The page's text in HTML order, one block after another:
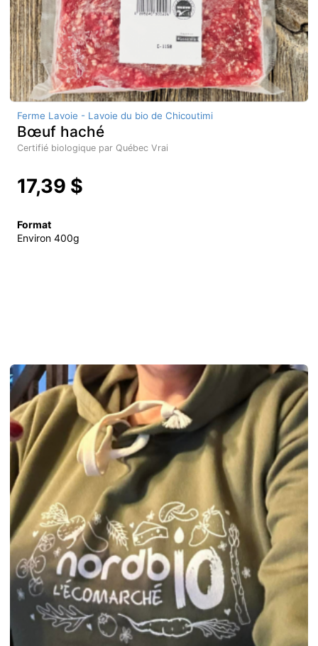
Ferme Lavoie - Lavoie du bio de Chicoutimi
Bœuf haché
Certifié biologique par Québec Vrai
17,39 $
Format
Environ 400g